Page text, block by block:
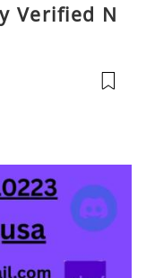
Verified N